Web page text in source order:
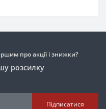
про акції і знижки?
розсилку
Підписатися